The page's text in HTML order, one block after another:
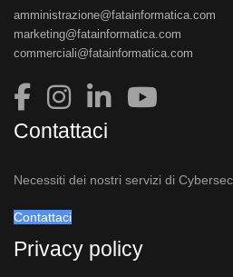
amministrazione@fatainformatica.com
marketing@fatainformatica.com
commerciali@fatainformatica.com
Contattaci
Necessiti dei nostri servizi di
Contattaci
Privacy policy